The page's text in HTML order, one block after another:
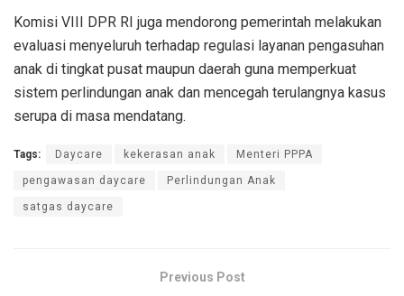
Komisi VIII DPR RI juga mendorong pemerintah melakukan
evaluasi menyeluruh terhadap regulasi layanan pengasuhan
anak di tingkat pusat maupun daerah guna memperkuat
sistem perlindungan anak dan mencegah terulangnya kasus
serupa di masa mendatang.
Tags: Daycare kekerasan anak Menteri PPPA
pengawasan daycare Perlindungan Anak
satgas daycare
Previous Post